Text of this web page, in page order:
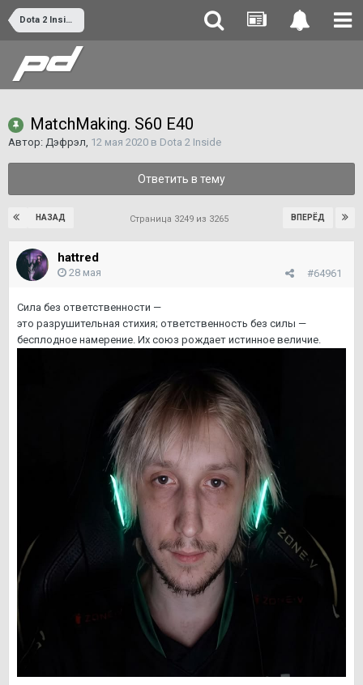
Dota 2 Inside
MatchMaking. S60 E40
Автор: Дэфрэл, 12 мая 2020 в Dota 2 Inside
Ответить в тему
НАЗАД ВПЕРЁД
Страница 3249 из 3265
hattred
#64961
28 мая
Сила без ответственности —
это разрушительная стихия; ответственность без силы —
бесплодное намерение. Их союз рождает истинное величие.